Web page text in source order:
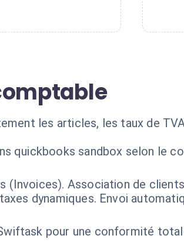
les articles, les taux de
quickbooks sandbox selon le
(Invoices). Association de
dynamiques. Envoi
pour une conformité